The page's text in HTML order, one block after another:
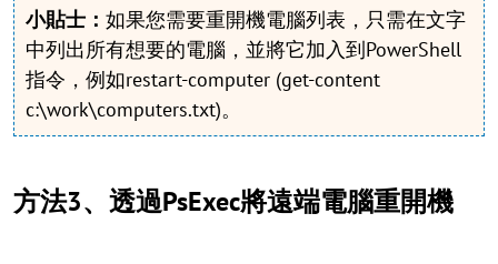
小貼士： 如果您需要重開機電腦列表，只需在文字
中列出所有想要的電腦，並將它加入到PowerShell
指令，例如restart-computer (get-content
c:\work\computers.txt)。
方法3、透過PsExec將遠端電腦重開機